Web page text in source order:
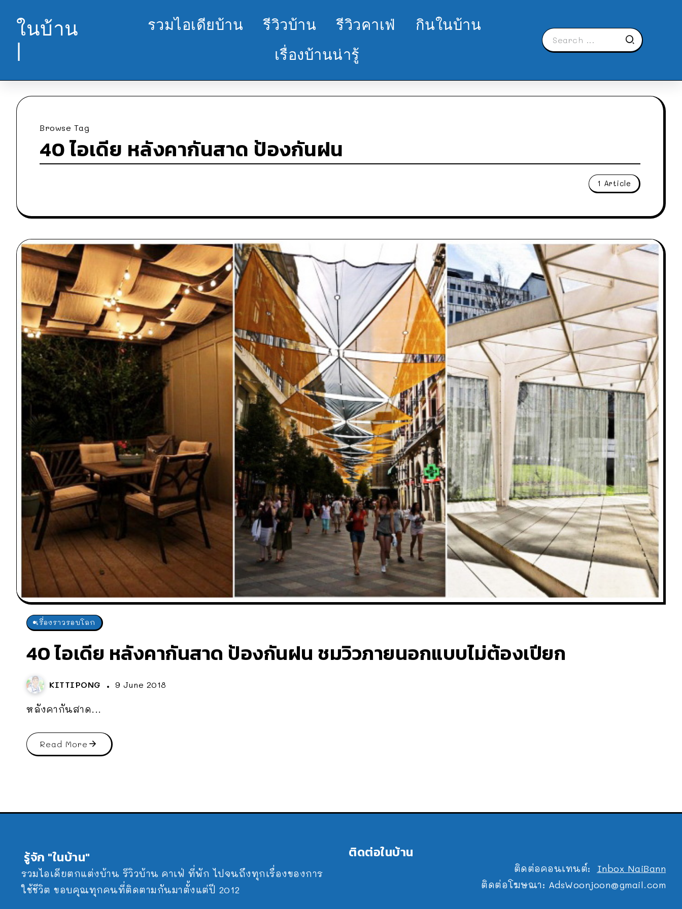
ในบ้าน
|
รวมไอเดียบ้าน รีวิวบ้าน รีวิวคาเฟ่
กินในบ้าน
เรื่องบ้านน่ารู้
Browse Tag
40 ไอเดีย หลังคากันสาด ป้องกันฝน
1 Article
เรื่องราวรอบโลก
40 ไอเดีย หลังคากันสาด ป้องกันฝน ชมวิวภายนอกแบบไม่ต้องเปียก
KITTIPONG 9 June 2018
หลังคากันสาด...
Read More
รู้จัก "ในบ้าน"
รวมไอเดียตกแต่งบ้าน รีวิวบ้าน คาเฟ่ ที่พัก ไปจนถึงทุกเรื่องของการ
ใช้ชีวิต ขอบคุณทุกคนที่ติดตามกันมาตั้งแต่ปี 2012
ติดต่อในบ้าน
ติดต่อคอนเทนต์: Inbox NaiBann
ติดต่อโฆษณา: AdsWoonjoon@gmail.com